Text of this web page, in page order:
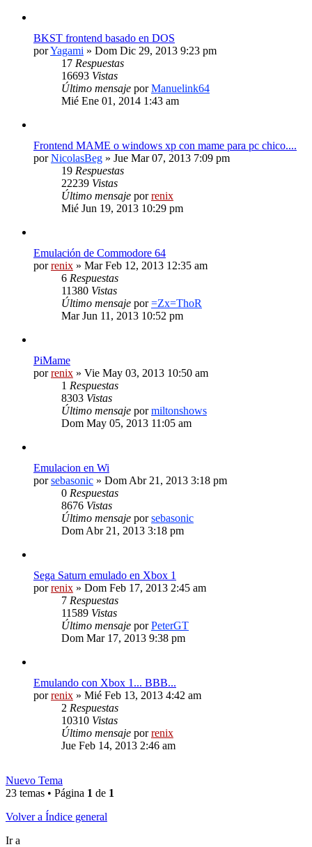
BKST frontend basado en DOS
porYagami » Dom Dic 29, 2013 9:23 pm
17 Respuestas
16693 Vistas
Último mensaje porManuelink64
Mié Ene 01, 2014 1:43 am
Frontend MAME o windows xp con mame para pc chico....
porNicolasBeg » Jue Mar 07, 2013 7:09 pm
19 Respuestas
22239 Vistas
Último mensaje porrenix
Mié Jun 19, 2013 10:29 pm
Emulación de Commodore 64
porrenix » Mar Feb 12, 2013 12:35 am
6 Respuestas
11380 Vistas
Último mensaje por=Zx=ThoR
Mar Jun 11, 2013 10:52 pm
PiMame
porrenix » Vie May 03, 2013 10:50 am
1 Respuestas
8303 Vistas
Último mensaje pormiltonshows
Dom May 05, 2013 11:05 am
Emulacion en Wi
porsebasonic » Dom Abr 21, 2013 3:18 pm
0 Respuestas
8676 Vistas
Último mensaje porsebasonic
Dom Abr 21, 2013 3:18 pm
Sega Saturn emulado en Xbox 1
porrenix » Dom Feb 17, 2013 2:45 am
7 Respuestas
11589 Vistas
Último mensaje porPeterGT
Dom Mar 17, 2013 9:38 pm
Emulando con Xbox 1... BBB...
porrenix » Mié Feb 13, 2013 4:42 am
2 Respuestas
10310 Vistas
Último mensaje porrenix
Jue Feb 14, 2013 2:46 am
Nuevo Tema
23 temas • Página 1 de 1
Volver a Índice general
Ir a